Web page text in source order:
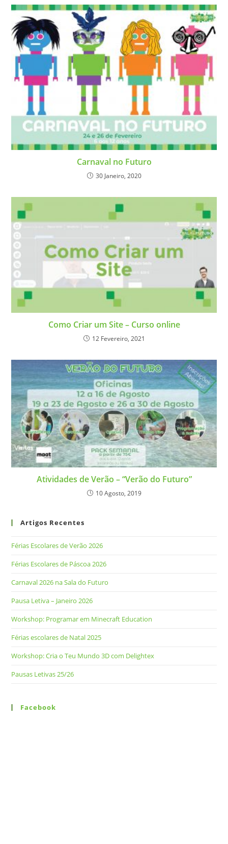
Carnaval no Futuro
30 Janeiro, 2020
Como Criar um Site – Curso online
12 Fevereiro, 2021
Atividades de Verão – “Verão do Futuro”
10 Agosto, 2019
Artigos Recentes
Férias Escolares de Verão 2026
Férias Escolares de Páscoa 2026
Carnaval 2026 na Sala do Futuro
Pausa Letiva – Janeiro 2026
Workshop: Programar em Minecraft Education
Férias escolares de Natal 2025
Workshop: Cria o Teu Mundo 3D com Delightex
Pausas Letivas 25/26
Facebook